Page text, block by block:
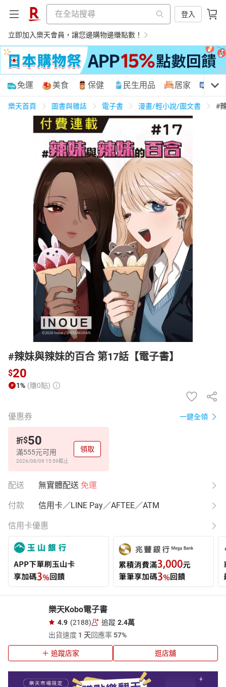
登入
立即加入樂天會員，讓您邊購物邊賺點數！
購物網分類
天天免運 美食蛋糕 養生保健 民生用品
居家生活 3C家電 運動休閒 親子玩具
女裝 男裝 化妝保養 情趣用品
日本購物 電子/紙本書
HOT
免運 美食 保健 民生用品 居家 3C
樂天首頁 圖書與雜誌 電子書 漫畫/輕小說/圖文書 #
#辣妹與辣妹的百合 第17話【電子書】
$20
1% (賺0點)
優惠券 一鍵全領
折$50
滿555元可用
2026/08/09 15:59截止
領取
配送 無實體配送 免運
付款 信用卡／LINE Pay／AFTEE／ATM
信用卡優惠
樂天Kobo電子書
4.9 (2188) 追蹤 2.4萬
出貨速度 1 天回應率57%
追蹤店家 逛店舖